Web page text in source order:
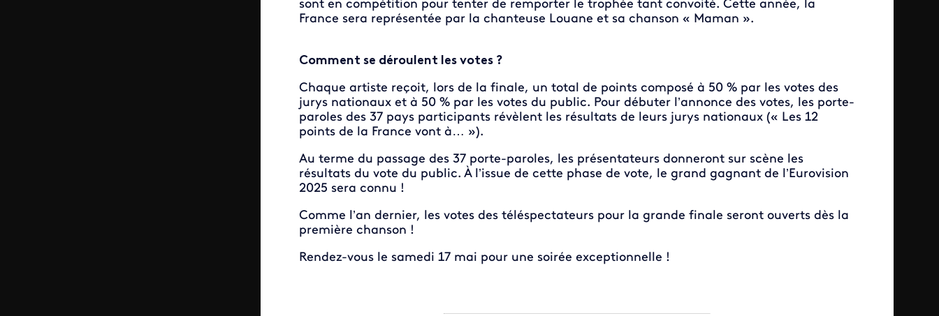
sont en compétition pour tenter de remporter le trophée tant convoité. Cette année, la
France sera représentée par la chanteuse Louane et sa chanson « Maman ».
Comment se déroulent les votes ?
Chaque artiste reçoit, lors de la finale, un total de points composé à 50 % par les votes des
jurys nationaux et à 50 % par les votes du public. Pour débuter l’annonce des votes, les porte-
paroles des 37 pays participants révèlent les résultats de leurs jurys nationaux (« Les 12
points de la France vont à… »).
Au terme du passage des 37 porte-paroles, les présentateurs donneront sur scène les
résultats du vote du public. À l’issue de cette phase de vote, le grand gagnant de l’Eurovision
2025 sera connu !
Comme l’an dernier, les votes des téléspectateurs pour la grande finale seront ouverts dès la
première chanson !
Rendez-vous le samedi 17 mai pour une soirée exceptionnelle !